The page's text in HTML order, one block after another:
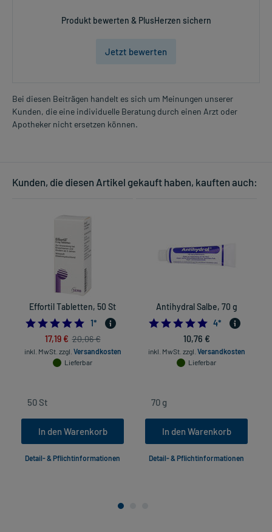
Produkt bewerten & PlusHerzen sichern
Jetzt bewerten
Bei diesen Beiträgen handelt es sich um Meinungen unserer
Kunden, die eine individuelle Beratung durch einen Arzt oder
Apotheker nicht ersetzen können.
Kunden, die diesen Artikel gekauft haben, kauften auch:
Effortil Tabletten, 50 St
5.0
1*
17,19 € 20,06 €
inkl. MwSt. zzgl. Versandkosten
Lieferbar
In den Warenkorb
Detail- & Pflichtinformationen
Antihydral Salbe, 70 g
5.0
4*
10,76 €
inkl. MwSt. zzgl. Versandkosten
Lieferbar
In den Warenkorb
Detail- & Pflichtinformationen